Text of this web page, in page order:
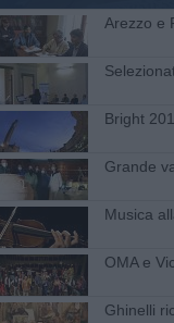
Arezzo e
Bright
Grande
Musica
OMA e
Ghinelli